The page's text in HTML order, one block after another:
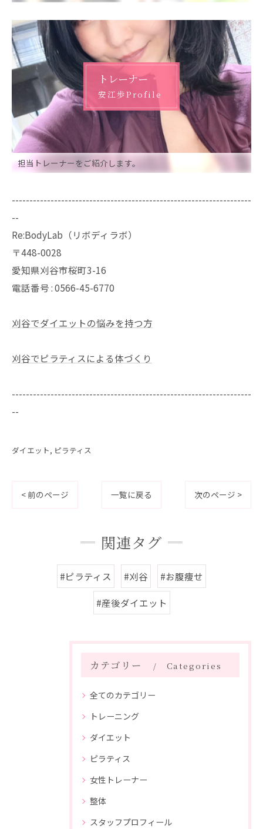
トレーナー
安江歩Profile
担当トレーナーをご紹介します。
--------------------------------------------------------------------
--
Re:BodyLab（リボディラボ）
〒448-0028
愛知県刈谷市桜町3-16
電話番号 : 0566-45-6770
刈谷でダイエットの悩みを持つ方
刈谷でピラティスによる体づくり
--------------------------------------------------------------------
--
ダイエット ピラティス
< 前のページ 一覧に戻る 次のページ >
関連タグ
#ピラティス #刈谷 #お腹痩せ
#産後ダイエット
カテゴリー Categories
全てのカテゴリー
トレーニング
ダイエット
ピラティス
女性トレーナー
整体
スタッフプロフィール